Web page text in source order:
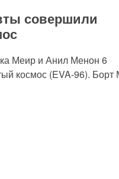
совершили
Меир и Анил Менон 6
космос (EVA-96).